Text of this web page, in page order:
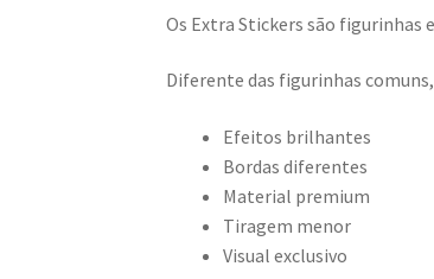
Os Extra Stickers são figurinhas
Diferente das figurinhas
Efeitos brilhantes
Bordas diferentes
Material premium
Tiragem menor
Visual exclusivo